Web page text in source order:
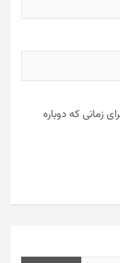
زمانی که دوباره